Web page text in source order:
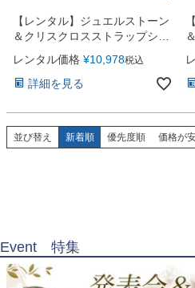
ジュエリー
07 販売・共通のご案内
品質・返品・お手入れ
08 送料・お支払い
写真スタジオ APS
Angel's Photo Studio
【レンタル】ジュエルストーン
＆クリスクロスストラップシフ
ォンドレス(JK3556)バーガンデ
ィー
レンタル価格 ¥10,978税込
詳細を見る
並び替え 新着順 優先度順 価格が
Event 特集